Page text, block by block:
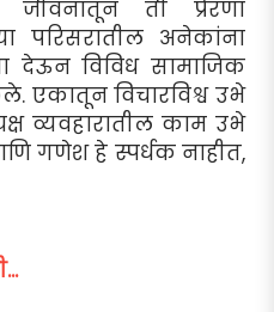
ती प्रेरणा
अनेकांना
देऊन विविध सामाजिक
एकातून विचारविश्व उभे
व्यवहारातील काम उभे
गणेश हे स्पर्धक नाहीत,